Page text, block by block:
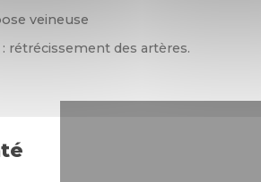
veineuse
: rétrécissement des artères.